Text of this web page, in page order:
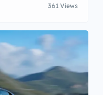
361 Views